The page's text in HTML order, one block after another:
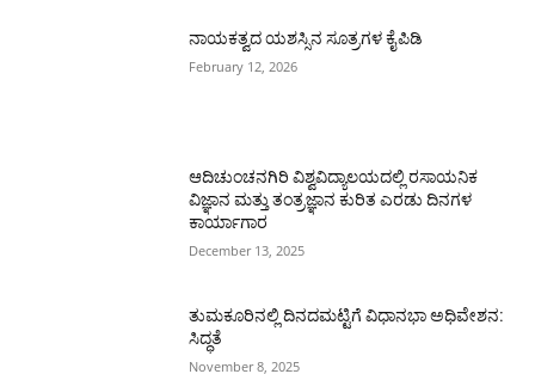
ನಾಯಕತ್ವದ ಯಶಸ್ಸಿನ ಸೂತ್ರಗಳ ಕೈಪಿಡಿ
February 12, 2026
ಆದಿಚುಂಚನಗಿರಿ ವಿಶ್ವವಿದ್ಯಾಲಯದಲ್ಲಿ ರಸಾಯನಿಕ
ವಿಜ್ಞಾನ ಮತ್ತು ತಂತ್ರಜ್ಞಾನ ಕುರಿತ ಎರಡು ದಿನಗಳ
ಕಾರ್ಯಾಗಾರ
December 13, 2025
ತುಮಕೂರಿನಲ್ಲಿ ದಿನದಮಟ್ಟಿಗೆ ವಿಧಾನಭಾ ಅಧಿವೇಶನ:
ಸಿದ್ಧತೆ
November 8, 2025